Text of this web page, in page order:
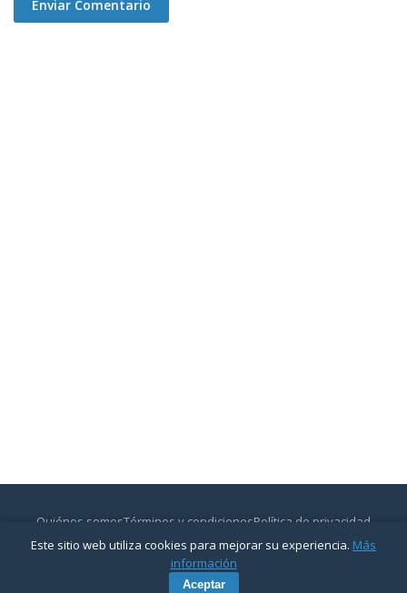
Este sitio web utiliza cookies para mejorar su experiencia. Más
información
Aceptar
Enviar Comentario
Quiénes somosTérminos y condicionesPolítica de privacidad
Contactar
CajasyBancos.com— Todos los derechos reservados.